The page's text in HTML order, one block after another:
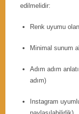
edilmelidir:
Renk uyumu
Minimal sunum
Adım adım
adım)
Instagram